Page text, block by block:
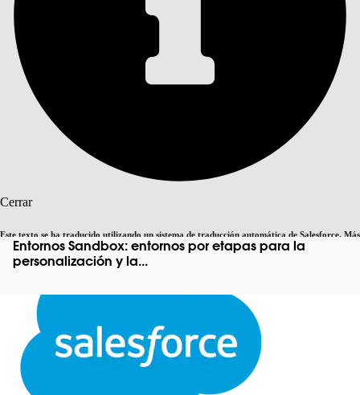
Cerrar
Este texto se ha traducido utilizando un sistema de traducción automática de Salesforce. Más
informaciónaquí . Cambiar a inglés Ahora no
Cerrar Cerrar
Entornos Sandbox: entornos por etapas para la
personalización y la...
Índice de materias
Buscar